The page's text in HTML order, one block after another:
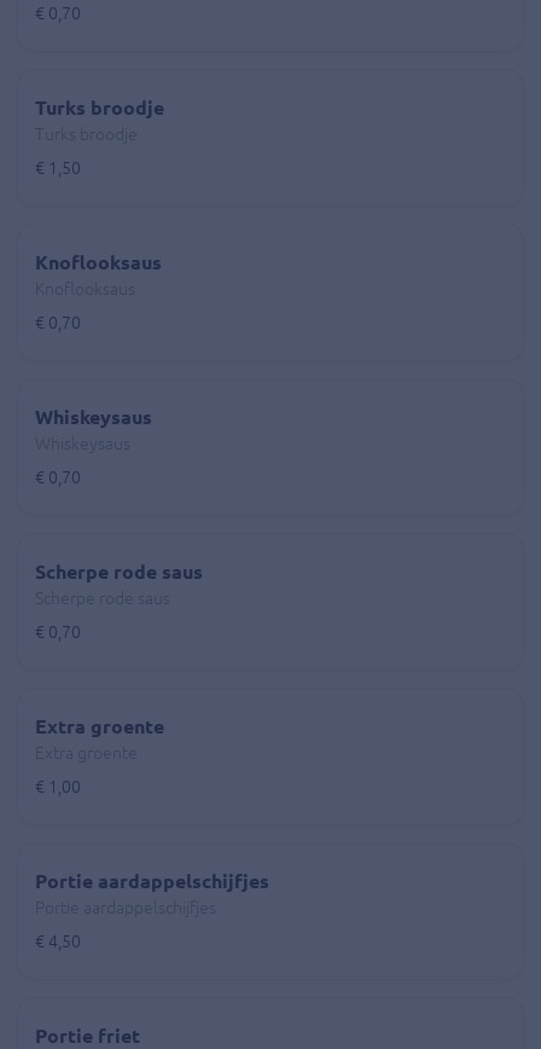
€ 0,70
Turks broodje
€ 1,50
Knoflooksaus
€ 0,70
Whiskeysaus
€ 0,70
Scherpe rode saus
€ 0,70
Extra groente
€ 1,00
Portie aardappelschijfjes
€ 4,50
Portie friet